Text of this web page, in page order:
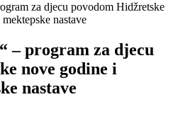
za djecu povodom Hidžretske
nastave
– program za djecu
nove godine i
nastave